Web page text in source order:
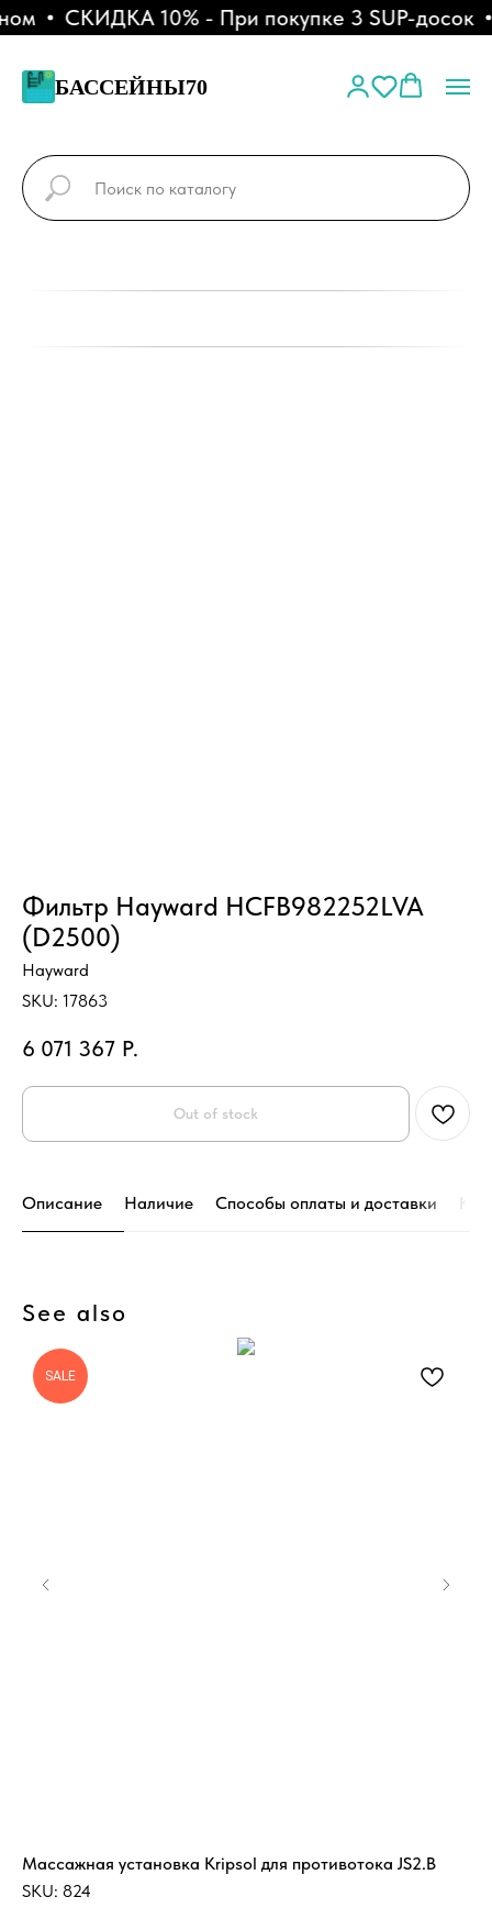
СКИДКА 10% - При покупке 3 SUP-досок
БАССЕЙНЫ70
Фильтр Hayward HCFB982252LVA
(D2500)
Hayward
SKU: 17863
6 071 367 Р.
Out of stock
Описание Наличие Способы оплаты и доставки
See also
SALE
Массажная установка Kripsol для противотока JS2.B
SKU: 824